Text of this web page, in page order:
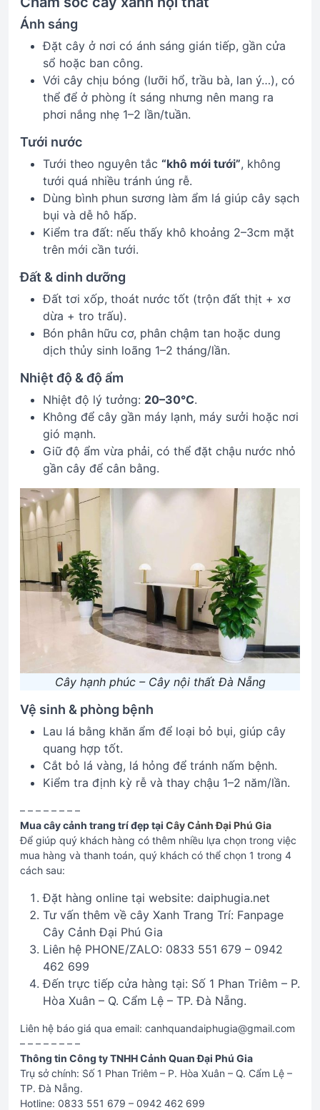
Ánh sáng
Đặt cây ở nơi có ánh sáng gián tiếp, gần cửa
sổ hoặc ban công.
Với cây chịu bóng (lưỡi hổ, trầu bà, lan ý…), có
thể để ở phòng ít sáng nhưng nên mang ra
phơi nắng nhẹ 1–2 lần/tuần.
Tưới nước
Tưới theo nguyên tắc “khô mới tưới”, không
tưới quá nhiều tránh úng rễ.
Dùng bình phun sương làm ẩm lá giúp cây sạch
bụi và dễ hô hấp.
Kiểm tra đất: nếu thấy khô khoảng 2–3cm mặt
trên mới cần tưới.
Đất & dinh dưỡng
Đất tơi xốp, thoát nước tốt (trộn đất thịt + xơ
dừa + tro trấu).
Bón phân hữu cơ, phân chậm tan hoặc dung
dịch thủy sinh loãng 1–2 tháng/lần.
Nhiệt độ & độ ẩm
Nhiệt độ lý tưởng: 20–30°C.
Không để cây gần máy lạnh, máy sưởi hoặc nơi
gió mạnh.
Giữ độ ẩm vừa phải, có thể đặt chậu nước nhỏ
gần cây để cân bằng.
Cây hạnh phúc – Cây nội thất Đà Nẵng
Vệ sinh & phòng bệnh
Lau lá bằng khăn ẩm để loại bỏ bụi, giúp cây
quang hợp tốt.
Cắt bỏ lá vàng, lá hỏng để tránh nấm bệnh.
Kiểm tra định kỳ rễ và thay chậu 1–2 năm/lần.
– – – – – – – –
Mua cây cảnh trang trí đẹp tại Cây Cảnh Đại Phú Gia
Để giúp quý khách hàng có thêm nhiều lựa chọn trong việc
mua hàng và thanh toán, quý khách có thể chọn 1 trong 4
cách sau:
Đặt hàng online tại website: daiphugia.net
Tư vấn thêm về cây Xanh Trang Trí: Fanpage
Cây Cảnh Đại Phú Gia
Liên hệ PHONE/ZALO: 0833 551 679 – 0942
462 699
Đến trực tiếp cửa hàng tại: Số 1 Phan Triêm – P.
Hòa Xuân – Q. Cẩm Lệ – TP. Đà Nẵng.
Liên hệ báo giá qua email: canhquandaiphugia@gmail.com
– – – – – – – –
Thông tin Công ty TNHH Cảnh Quan Đại Phú Gia
Trụ sở chính: Số 1 Phan Triêm – P. Hòa Xuân – Q. Cẩm Lệ –
TP. Đà Nẵng.
Hotline: 0833 551 679 – 0942 462 699